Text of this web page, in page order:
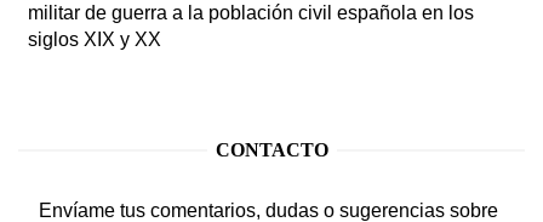
militar de guerra a la población civil española en los
siglos XIX y XX
CONTACTO
Envíame tus comentarios, dudas o sugerencias sobre